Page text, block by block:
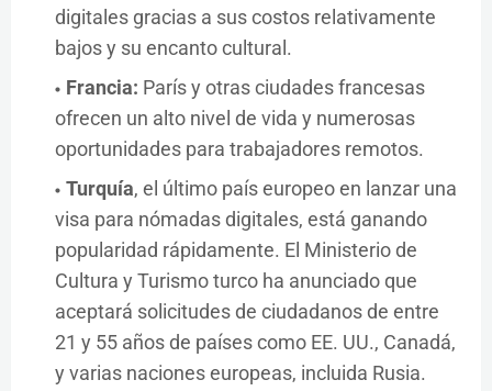
digitales gracias a sus costos relativamente
bajos y su encanto cultural.
Francia: París y otras ciudades francesas
ofrecen un alto nivel de vida y numerosas
oportunidades para trabajadores remotos.
Turquía, el último país europeo en lanzar una
visa para nómadas digitales, está ganando
popularidad rápidamente. El Ministerio de
Cultura y Turismo turco ha anunciado que
aceptará solicitudes de ciudadanos de entre
21 y 55 años de países como EE. UU., Canadá,
y varias naciones europeas, incluida Rusia.